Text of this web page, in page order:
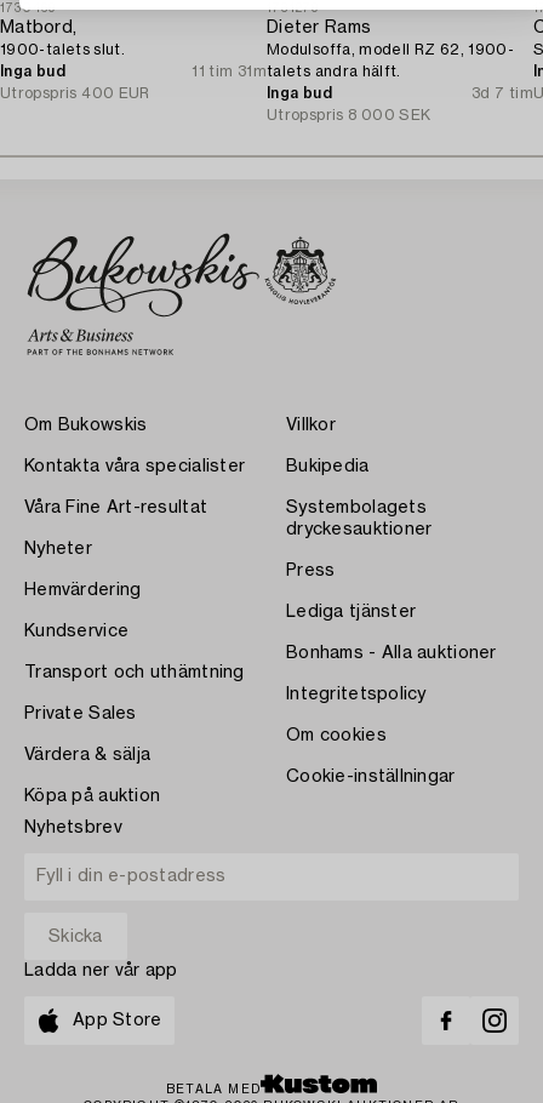
1730469
Matbord,
1900-talets slut.
Inga bud
11 tim 31m
Utropspris 400 EUR
1731279
Dieter Rams
Modulsoffa, modell RZ 62, 1900-
talets andra hälft.
Inga bud
3d 7 tim
Utropspris 8 000 SEK
Om Bukowskis
Kontakta våra specialister
Våra Fine Art-resultat
Nyheter
Hemvärdering
Kundservice
Transport och uthämtning
Private Sales
Värdera & sälja
Köpa på auktion
Villkor
Bukipedia
Systembolagets
dryckesauktioner
Press
Lediga tjänster
Bonhams - Alla auktioner
Integritetspolicy
Om cookies
Cookie-inställningar
Nyhetsbrev
Ladda ner vår app
App Store
BETALA MED